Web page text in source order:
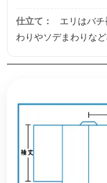
仕立て：
エリはバ
わりやソデまわりな